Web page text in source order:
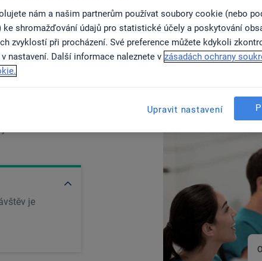
celém světě!
vám můžeme
je
nám a našim partnerům používat soubory cookie (nebo
ke shromažďování údajů pro statistické účely a poskytování
zvyklostí při procházení. Své preference můžete kdykoli
nastavení. Další informace naleznete v zásadách ochrany
Upravit nastavení